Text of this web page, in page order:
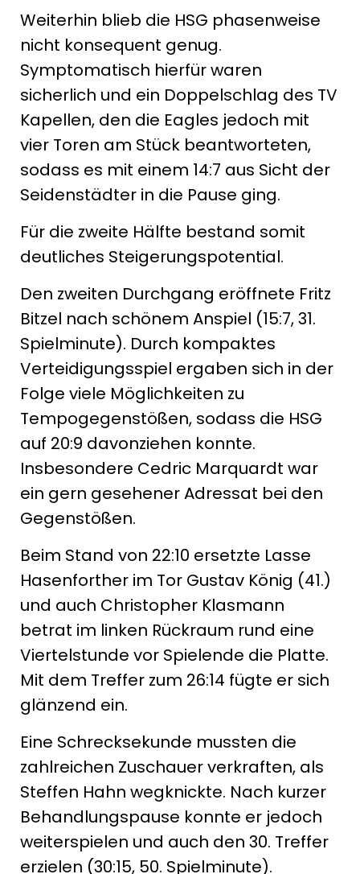
Weiterhin blieb die HSG phasenweise
nicht konsequent genug.
Symptomatisch hierfür waren
sicherlich und ein Doppelschlag des TV
Kapellen, den die Eagles jedoch mit
vier Toren am Stück beantworteten,
sodass es mit einem 14:7 aus Sicht der
Seidenstädter in die Pause ging.
Für die zweite Hälfte bestand somit
deutliches Steigerungspotential.
Den zweiten Durchgang eröffnete Fritz
Bitzel nach schönem Anspiel (15:7, 31.
Spielminute). Durch kompaktes
Verteidigungsspiel ergaben sich in der
Folge viele Möglichkeiten zu
Tempogegenstößen, sodass die HSG
auf 20:9 davonziehen konnte.
Insbesondere Cedric Marquardt war
ein gern gesehener Adressat bei den
Gegenstößen.
Beim Stand von 22:10 ersetzte Lasse
Hasenforther im Tor Gustav König (41.)
und auch Christopher Klasmann
betrat im linken Rückraum rund eine
Viertelstunde vor Spielende die Platte.
Mit dem Treffer zum 26:14 fügte er sich
glänzend ein.
Eine Schrecksekunde mussten die
zahlreichen Zuschauer verkraften, als
Steffen Hahn wegknickte. Nach kurzer
Behandlungspause konnte er jedoch
weiterspielen und auch den 30. Treffer
erzielen (30:15, 50. Spielminute).